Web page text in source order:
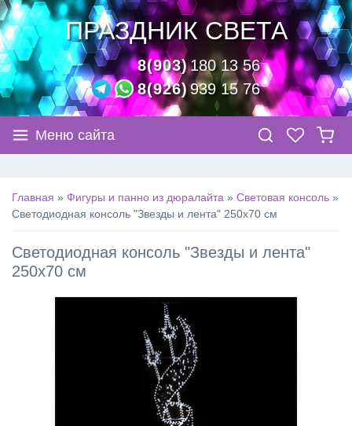
ПРАЗДНИК СВЕТА
8(903)180 13 56
8(926)939 15 76
Меню сайта
Главная » Фигуры и панно из дюралайта » Световая консоль »
Светодиодная консоль "Звезды и лента" 250х70 см
Светодиодная консоль "Звезды и лента"
250х70 см